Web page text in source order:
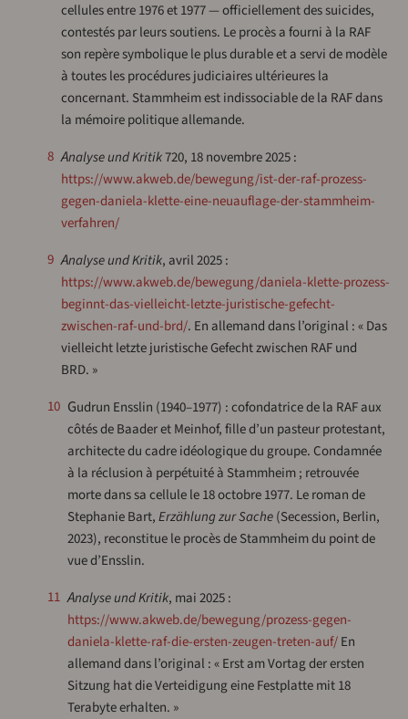
cellules entre 1976 et 1977 — officiellement des suicides,
contestés par leurs soutiens. Le procès a fourni à la RAF
son repère symbolique le plus durable et a servi de modèle
à toutes les procédures judiciaires ultérieures la
concernant. Stammheim est indissociable de la RAF dans
la mémoire politique allemande.
8
Analyse und Kritik720, 18 novembre 2025 :
https://www.akweb.de/bewegung/ist-der-raf-prozess-
gegen-daniela-klette-eine-neuauflage-der-stammheim-
verfahren/
9
Analyse und Kritik, avril 2025 :
https://www.akweb.de/bewegung/daniela-klette-prozess-
beginnt-das-vielleicht-letzte-juristische-gefecht-
zwischen-raf-und-brd/. En allemand dans l’original : « Das
vielleicht letzte juristische Gefecht zwischen RAF und
BRD. »
10 Gudrun Ensslin (1940–1977) : cofondatrice de la RAF aux
côtés de Baader et Meinhof, fille d’un pasteur protestant,
architecte du cadre idéologique du groupe. Condamnée
à la réclusion à perpétuité à Stammheim ; retrouvée
morte dans sa cellule le 18 octobre 1977. Le roman de
Stephanie Bart,Erzählung zur Sache(Secession, Berlin,
2023), reconstitue le procès de Stammheim du point de
vue d’Ensslin.
11
Analyse und Kritik, mai 2025 :
https://www.akweb.de/bewegung/prozess-gegen-
daniela-klette-raf-die-ersten-zeugen-treten-auf/En
allemand dans l’original : « Erst am Vortag der ersten
Sitzung hat die Verteidigung eine Festplatte mit 18
Terabyte erhalten. »